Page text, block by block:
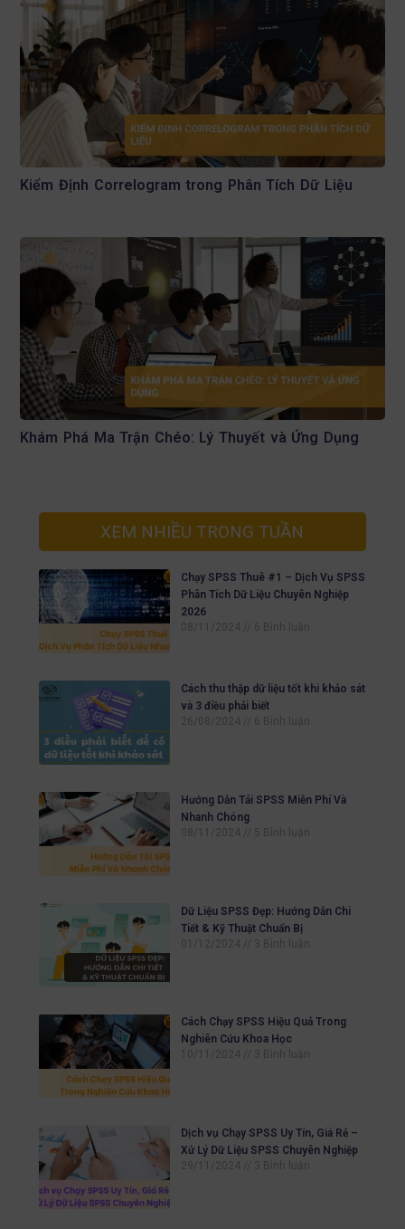
Kiểm Định Correlogram trong Phân Tích Dữ Liệu
Khám Phá Ma Trận Chéo: Lý Thuyết và Ứng Dụng
XEM NHIỀU TRONG TUẦN
Chạy SPSS Thuê #1 – Dịch Vụ SPSS
Phân Tích Dữ Liệu Chuyên Nghiệp
2026
08/11/2024
6 Bình luận
Cách thu thập dữ liệu tốt khi khảo sát
và 3 điều phải biết
26/08/2024
6 Bình luận
Hướng Dẫn Tải SPSS Miễn Phí Và
Nhanh Chóng
08/11/2024
5 Bình luận
Dữ Liệu SPSS Đẹp: Hướng Dẫn Chi
Tiết & Kỹ Thuật Chuẩn Bị
01/12/2024
3 Bình luận
Cách Chạy SPSS Hiệu Quả Trong
Nghiên Cứu Khoa Học
10/11/2024
3 Bình luận
Dịch vụ Chạy SPSS Uy Tín, Giá Rẻ –
Xử Lý Dữ Liệu SPSS Chuyên Nghiệp
29/11/2024
3 Bình luận